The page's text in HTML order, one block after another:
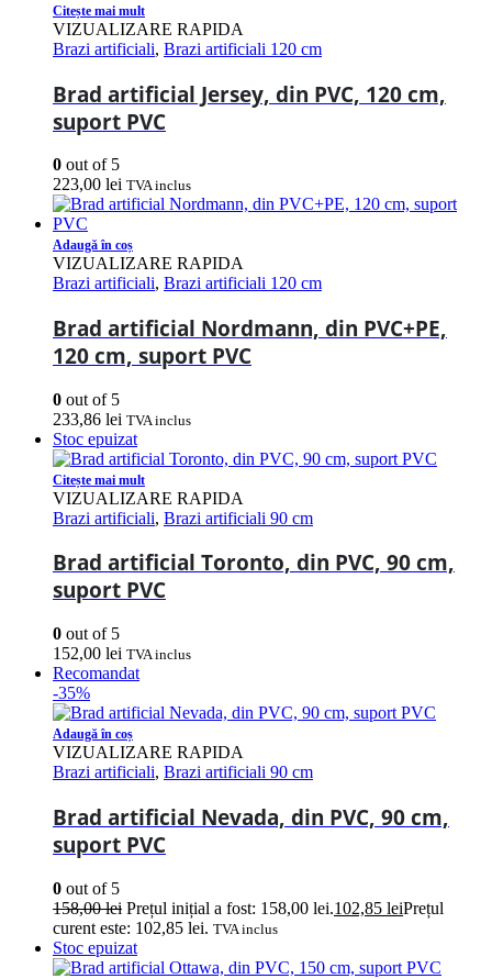
Citește mai mult
VIZUALIZARE RAPIDA
Brazi artificiali, Brazi artificiali 120 cm
Brad artificial Jersey, din PVC, 120 cm,
suport PVC
0 out of 5
223,00 lei TVA inclus
Adaugă în coș
VIZUALIZARE RAPIDA
Brazi artificiali, Brazi artificiali 120 cm
Brad artificial Nordmann, din PVC+PE,
120 cm, suport PVC
0 out of 5
233,86 lei TVA inclus
Stoc epuizat
Citește mai mult
VIZUALIZARE RAPIDA
Brazi artificiali, Brazi artificiali 90 cm
Brad artificial Toronto, din PVC, 90 cm,
suport PVC
0 out of 5
152,00 lei TVA inclus
Recomandat
-35%
Adaugă în coș
VIZUALIZARE RAPIDA
Brazi artificiali, Brazi artificiali 90 cm
Brad artificial Nevada, din PVC, 90 cm,
suport PVC
0 out of 5
158,00lei Prețul inițial a fost: 158,00 lei.102,85 leiPrețul
curent este: 102,85 lei. TVA inclus
Stoc epuizat